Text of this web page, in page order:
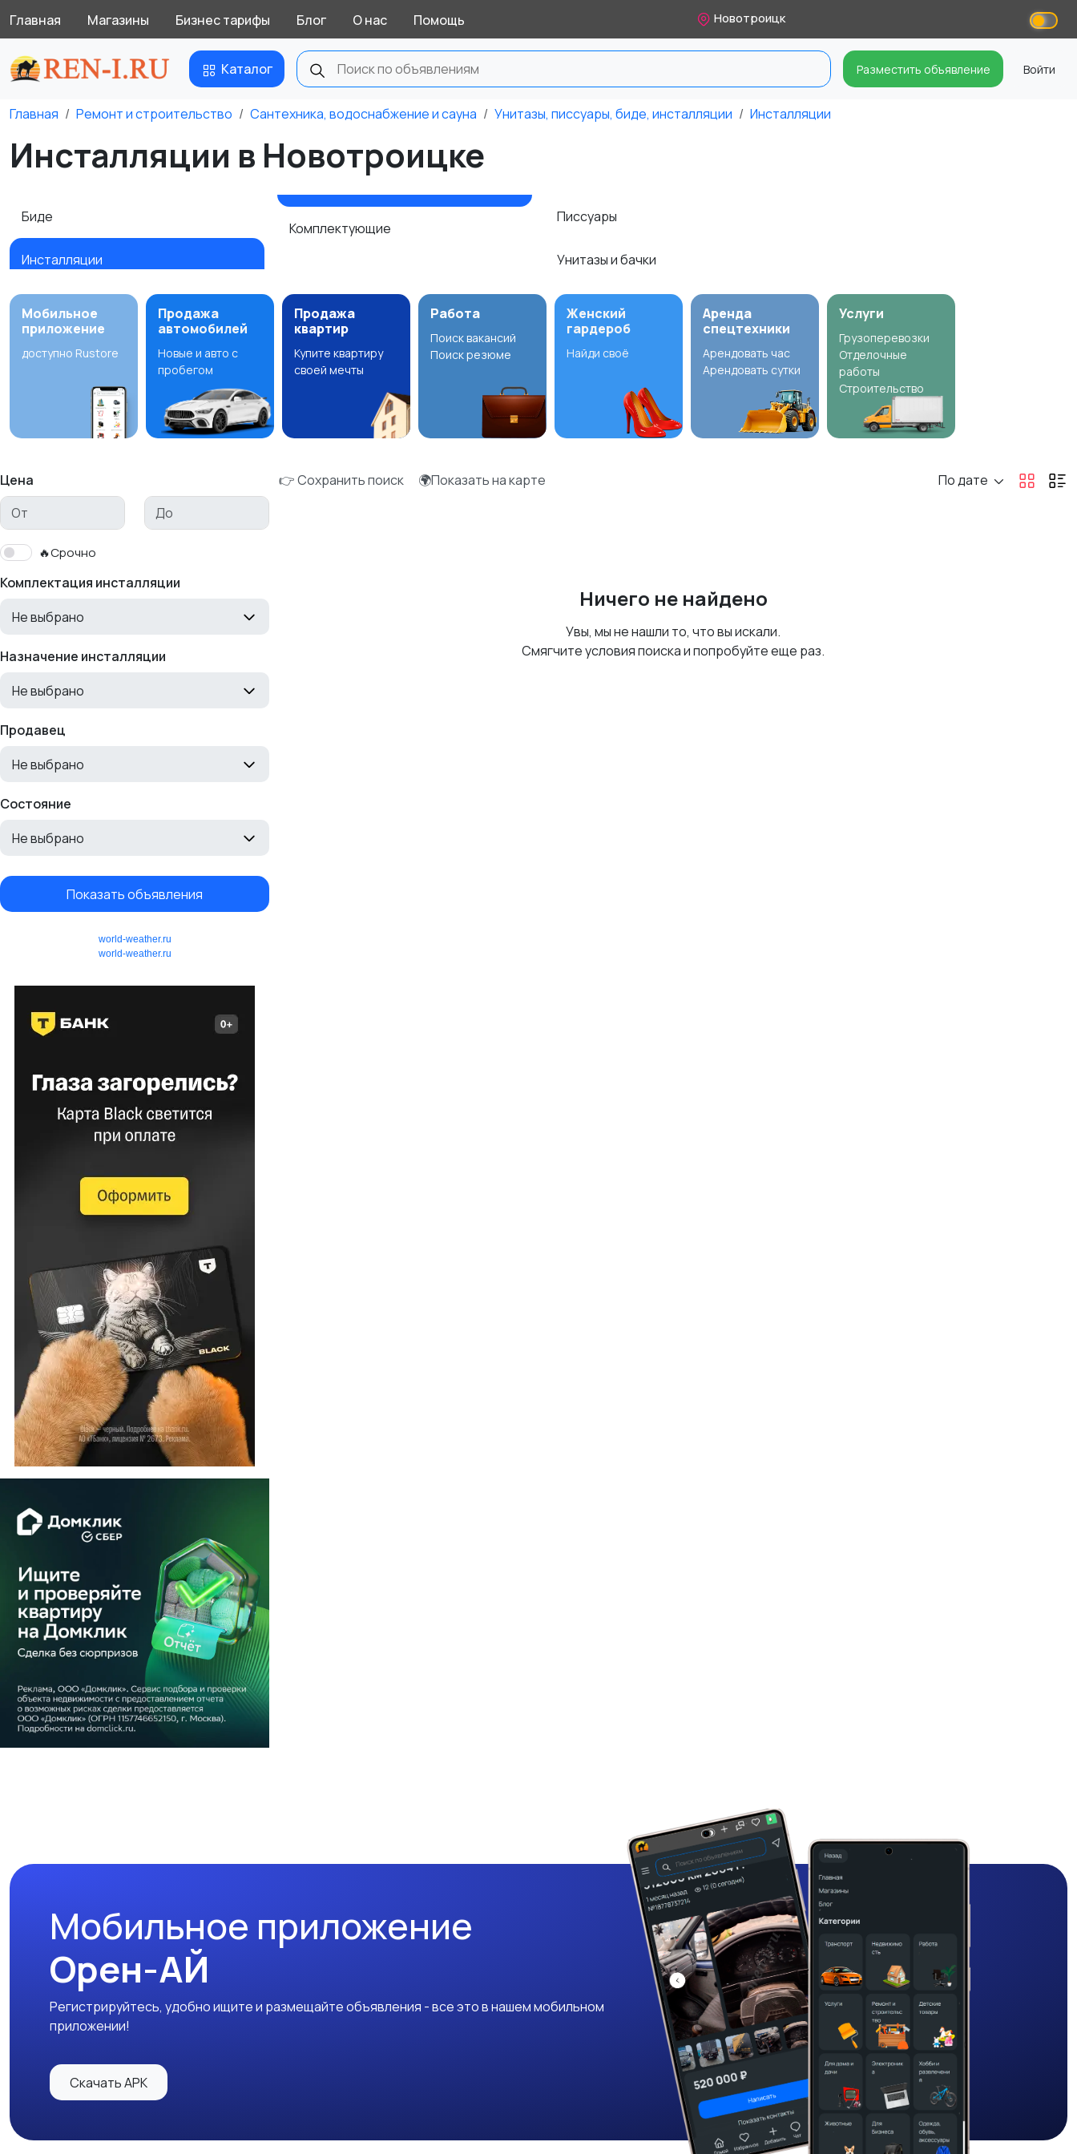
Главная Магазины Бизнес тарифы Блог О нас Помощь Новотроицк
Каталог Разместить объявление Войти
Главная Ремонт и строительство Сантехника, водоснабжение и сауна Унитазы, писсуары, биде, инсталляции Инсталляции
Инсталляции в Новотроицке
Биде
Инсталляции
Комплектующие
Писсуары
Унитазы и бачки
Мобильное
приложение
доступно Rustore
Продажа
автомобилей
Новые и авто с
пробегом
Продажа
квартир
Купите квартиру
своей мечты
Работа
Поиск вакансий
Поиск резюме
Женский
гардероб
Найди своё
Аренда
спецтехники
Арендовать час
Арендовать сутки
Услуги
Грузоперевозки
Отделочные
работы
Строительство
Цена
🔥Срочно
Комплектация инсталляции
Не выбрано
Назначение инсталляции
Не выбрано
Продавец
Не выбрано
Состояние
Не выбрано
Показать объявления
world-weather.ru
world-weather.ru
👉 Сохранить поиск 🌍Показать на карте По дате
Ничего не найдено
Увы, мы не нашли то, что вы искали.
Смягчите условия поиска и попробуйте еще раз.
Мобильное приложение
Орен-АЙ
Регистрируйтесь, удобно ищите и размещайте объявления - все это в нашем мобильном
приложении!
Скачать APK